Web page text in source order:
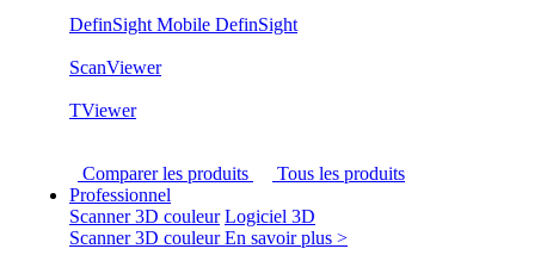
DefinSight Mobile DefinSight
ScanViewer
TViewer
Comparer les produits
Tous les produits
Professionnel
Scanner 3D couleur Logiciel 3D
Scanner 3D couleurEn savoir plus >